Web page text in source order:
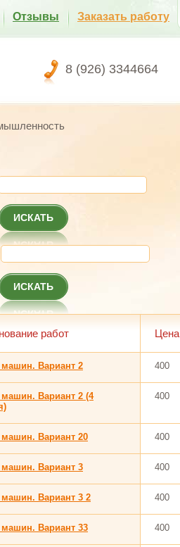
8 (926) 3344664
Отзывы Заказать работу
ИСКАТЬ
ИСКАТЬ
работ Цена
машин. Вариант 2 400
машин. Вариант 2 (4
400
машин. Вариант 20 400
машин. Вариант 3 400
машин. Вариант 3 2 400
машин. Вариант 33 400